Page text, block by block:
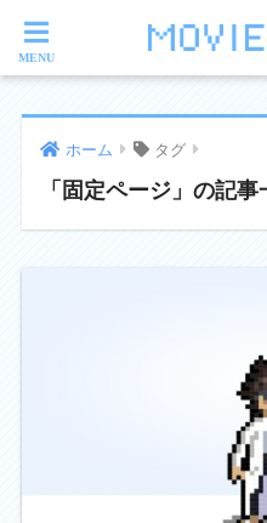
ホーム タグ
「固定ページ」の記事